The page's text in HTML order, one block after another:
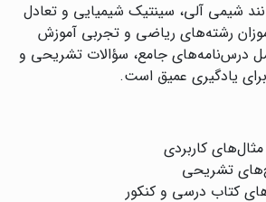
شیمی آلی، سینتیک شیمیایی و تعادل
رشته‌های ریاضی و تجربی آموزش
درس‌نامه‌های جامع، سؤالات تشریحی و
یادگیری عمیق است.
کاربردی
تشریحی
کتاب درسی و کنکور